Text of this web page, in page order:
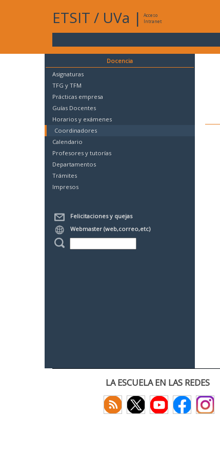
ETSIT / UVa |
Acceso
Intranet
Docencia
Asignaturas
TFG y TFM
Prácticas empresa
Guías Docentes
Horarios y exámenes
Coordinadores
Calendario
Profesores y tutorías
Departamentos
Trámites
Impresos
Felicitaciones y quejas
Webmaster (web,correo,etc)
LA ESCUELA EN LAS REDES